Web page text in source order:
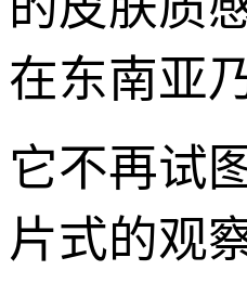
在东南亚
它不再试
片式的观